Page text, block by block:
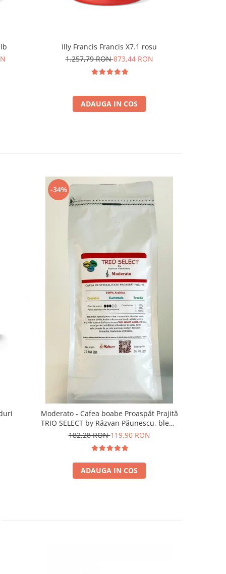
Illy Francis Francis X7.1 rosu
1.257,79 RON873,44 RON
ADAUGA IN COS
-34%
Moderato - Cafea boabe Proaspăt Prajită
TRIO SELECT by Răzvan Păunescu, blend
100% Arabica
182,28 RON119,90 RON
ADAUGA IN COS